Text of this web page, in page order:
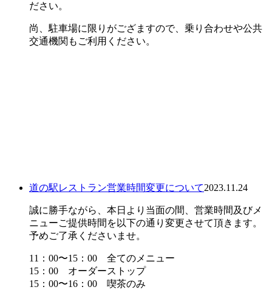
ださい。
尚、駐車場に限りがござますので、乗り合わせや公共
交通機関もご利用ください。
道の駅レストラン営業時間変更について2023.11.24
誠に勝手ながら、本日より当面の間、営業時間及びメ
ニューご提供時間を以下の通り変更させて頂きます。
予めご了承くださいませ。
11：00〜15：00 全てのメニュー
15：00 オーダーストップ
15：00〜16：00 喫茶のみ